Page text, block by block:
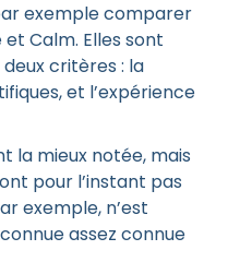
exemple comparer
Calm. Elles sont
critères : la
et l’expérience
la mieux notée, mais
pour l’instant pas
exemple, n’est
assez connue